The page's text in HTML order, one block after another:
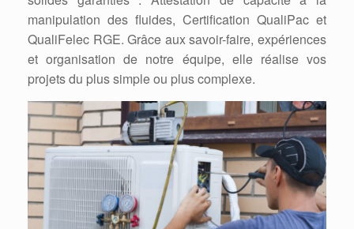
manipulation des fluides, Certification QualiPac et
QualiFelec RGE. Grâce aux savoir-faire, expériences
et organisation de notre équipe, elle réalise vos
projets du plus simple ou plus complexe.